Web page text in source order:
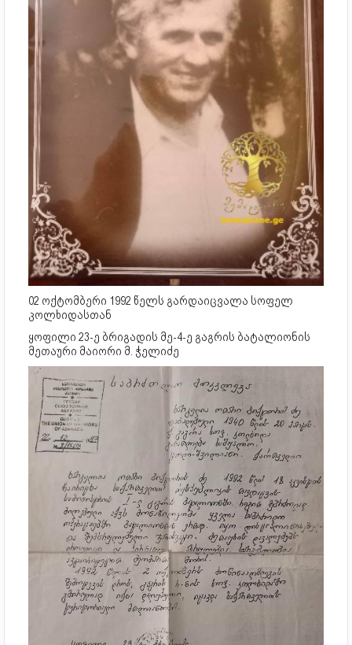
02 ოქტომბერი 1992 წელს გარდაიცვალა სოფელ
კოლხიდასთან
ყოფილი 23-ე ბრიგადის მე-4-ე გაგრის ბატალიონის
მეთაური მაიორი მ. ჭელიძე